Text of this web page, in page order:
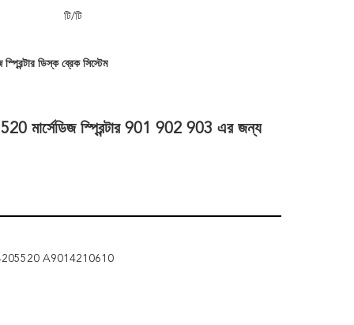
টি/টি
স্প্রিন্টার ডিস্ক ব্রেক সিস্টেম
মার্সেডিজ স্প্রিন্টার 901 902 903 এর জন্য
A9014210610